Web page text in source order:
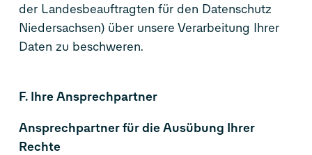
der Landesbeauftragten für den Datenschutz
Niedersachsen) über unsere Verarbeitung Ihrer
Daten zu beschweren.
F. Ihre Ansprechpartner
Ansprechpartner für die Ausübung Ihrer
Rechte